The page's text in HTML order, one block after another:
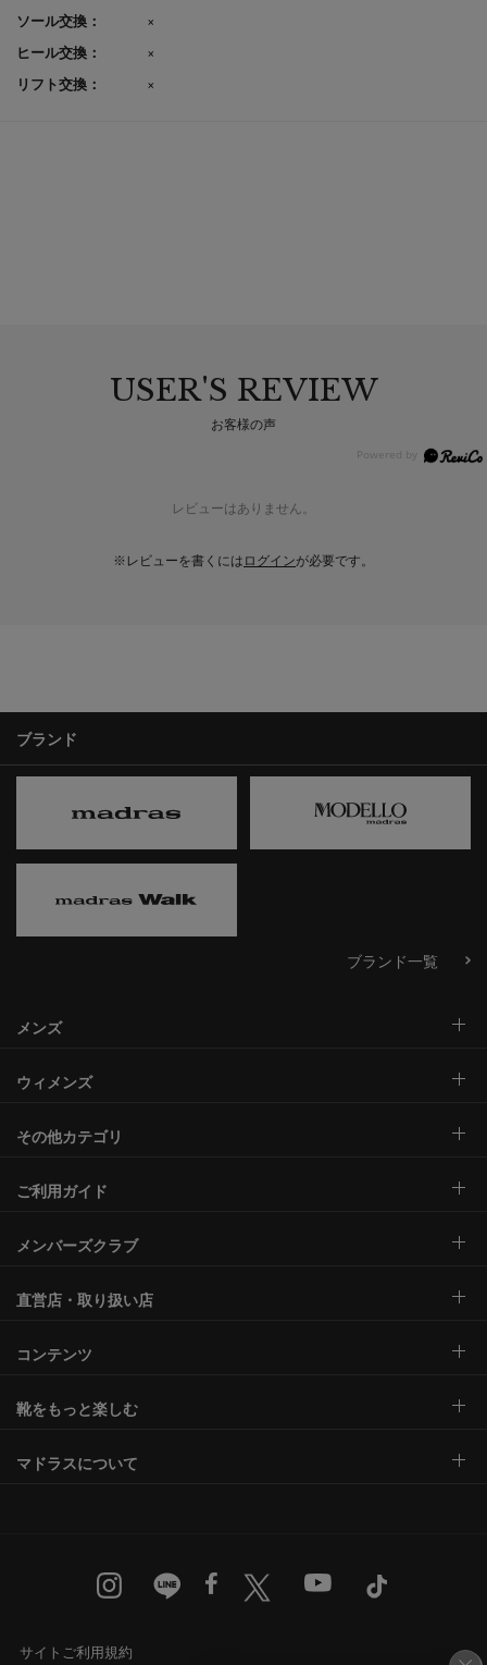
ソール交換：
×
ヒール交換：
×
リフト交換：
×
USER'S REVIEW
お客様の声
レビューはありません。
※レビューを書くには ログインが必要です。
ブランド
ブランド一覧
メンズ
ウィメンズ
その他カテゴリ
ご利用ガイド
メンバーズクラブ
直営店・取り扱い店
コンテンツ
靴をもっと楽しむ
マドラスについて
サイトご利用規約